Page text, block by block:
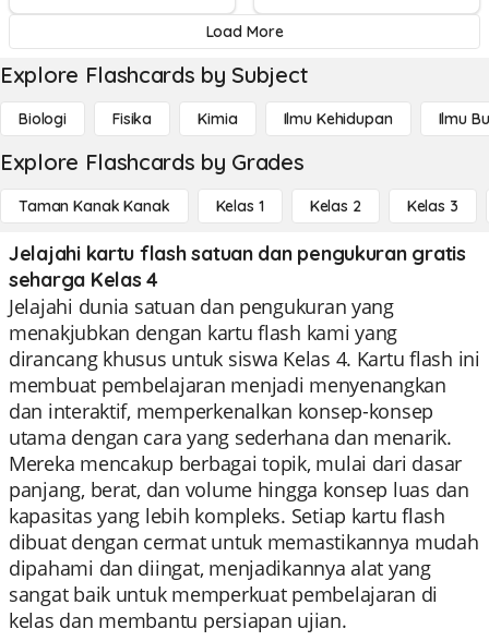
Load More
Explore Flashcards by Subject
Biologi Fisika Kimia Ilmu Kehidupan Ilmu
Explore Flashcards by Grades
Taman Kanak Kanak Kelas 1 Kelas 2 Kelas 3
Jelajahi kartu flash satuan dan pengukuran gratis
seharga Kelas 4
Jelajahi dunia satuan dan pengukuran yang
menakjubkan dengan kartu flash kami yang
dirancang khusus untuk siswa Kelas 4. Kartu flash ini
membuat pembelajaran menjadi menyenangkan
dan interaktif, memperkenalkan konsep-konsep
utama dengan cara yang sederhana dan menarik.
Mereka mencakup berbagai topik, mulai dari dasar
panjang, berat, dan volume hingga konsep luas dan
kapasitas yang lebih kompleks. Setiap kartu flash
dibuat dengan cermat untuk memastikannya mudah
dipahami dan diingat, menjadikannya alat yang
sangat baik untuk memperkuat pembelajaran di
kelas dan membantu persiapan ujian.